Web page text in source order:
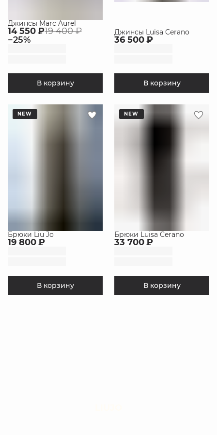
Джинсы Marc Aurel
14 550 ₽19 400 ₽
−25%
В корзину
Джинсы Luisa Cerano
36 500 ₽
В корзину
NEW
Брюки Liu Jo
19 800 ₽
В корзину
NEW
Брюки Luisa Cerano
33 700 ₽
В корзину